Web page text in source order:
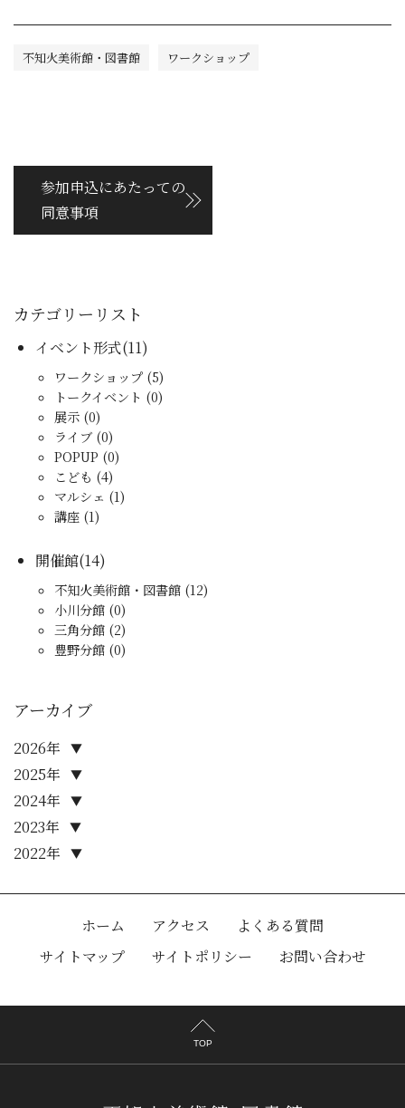
不知火美術館・図書館 ワークショップ
参加申込にあたっての
同意事項
カテゴリーリスト
イベント形式(11)
ワークショップ (5)
トークイベント (0)
展示 (0)
ライブ (0)
POPUP (0)
こども (4)
マルシェ (1)
講座 (1)
開催館(14)
不知火美術館・図書館 (12)
小川分館 (0)
三角分館 (2)
豊野分館 (0)
アーカイブ
2022年 ▼
2023年 ▼
2024年 ▼
2025年 ▼
2026年 ▼
ホーム アクセス
よくある質問
サイトマップ
サイトポリシー お問い合わせ
TOP